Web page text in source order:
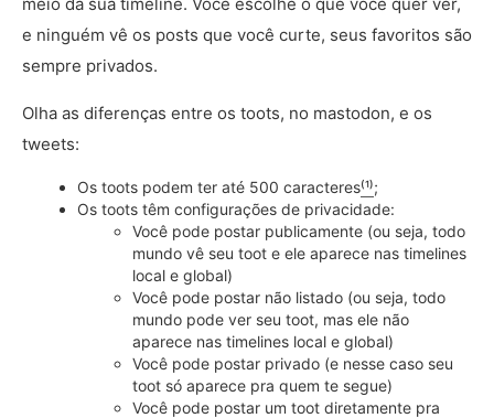
e ninguém vê os posts que você curte, seus favoritos são
sempre privados.
Olha as diferenças entre os toots, no mastodon, e os
tweets:
Os toots podem ter até 500 caracteres⁽¹⁾;
Os toots têm configurações de privacidade:
Você pode postar publicamente (ou seja, todo
mundo vê seu toot e ele aparece nas timelines
local e global)
Você pode postar não listado (ou seja, todo
mundo pode ver seu toot, mas ele não
aparece nas timelines local e global)
Você pode postar privado (e nesse caso seu
toot só aparece pra quem te segue)
Você pode postar um toot diretamente pra